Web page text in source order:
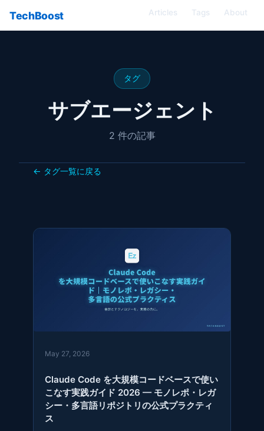
TechBoost Articles Tags About
タグ
サブエージェント
2 件の記事
← タグ一覧に戻る
May 27, 2026
Claude Code を大規模コードベースで使い
こなす実践ガイド 2026 — モノレポ・レガ
シー・多言語リポジトリの公式プラクティ
ス